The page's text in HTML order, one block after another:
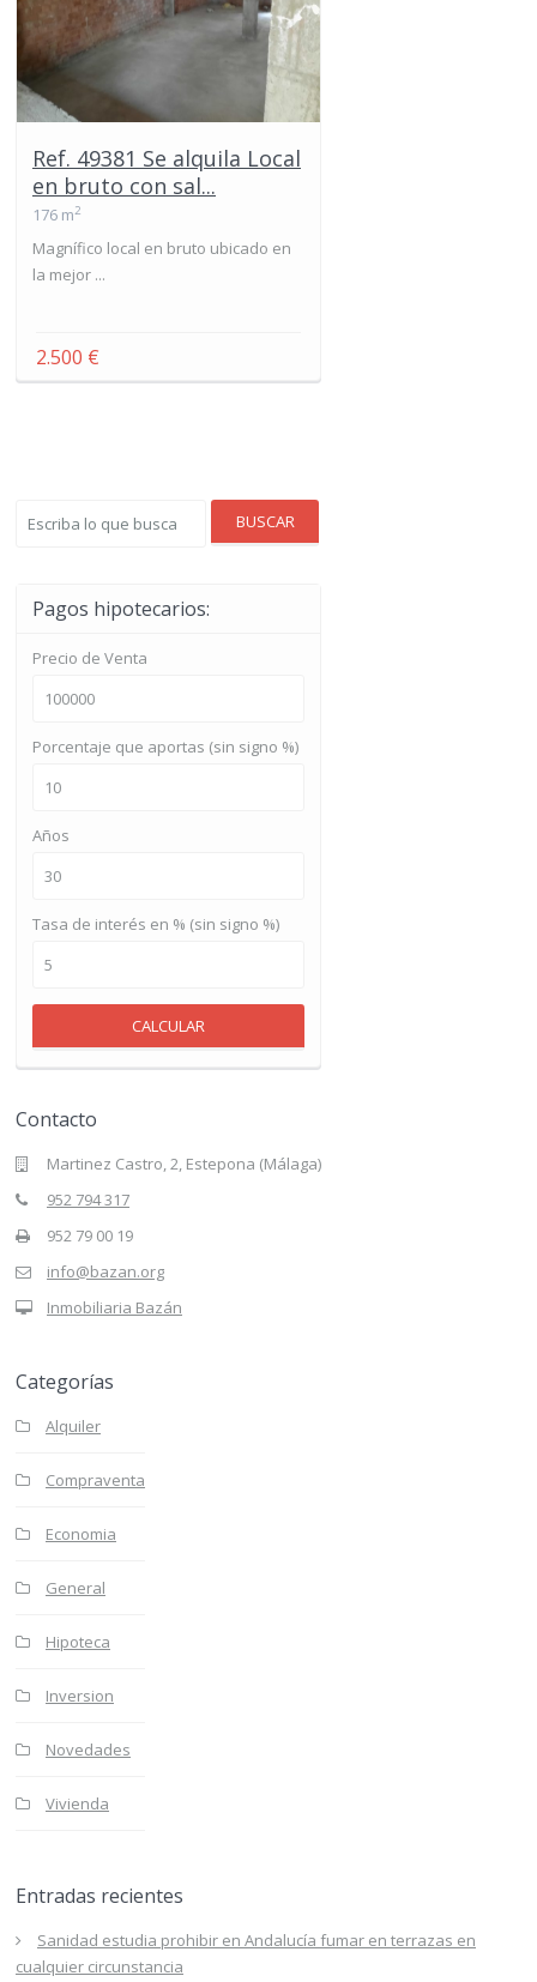
Ref. 49381 Se alquila Local
en bruto con sal...
176 m2
Magnífico local en bruto ubicado en
la mejor ...
2.500 €
BUSCAR
Pagos hipotecarios:
Precio de Venta
Porcentaje que aportas (sin signo %)
Años
Tasa de interés en % (sin signo %)
CALCULAR
Contacto
Martinez Castro, 2, Estepona (Málaga)
952 794 317
952 79 00 19
info@bazan.org
Inmobiliaria Bazán
Categorías
Alquiler
Compraventa
Economia
General
Hipoteca
Inversion
Novedades
Vivienda
Entradas recientes
Sanidad estudia prohibir en Andalucía fumar en terrazas en
cualquier circunstancia